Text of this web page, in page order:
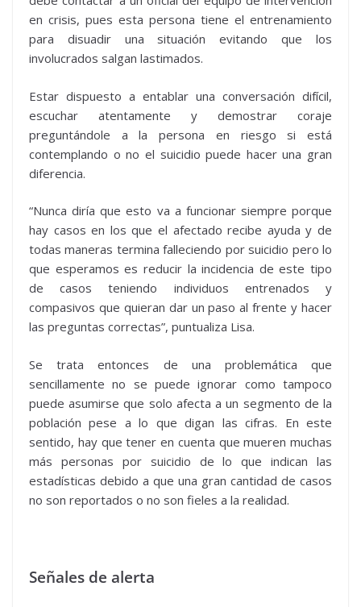
en crisis, pues esta persona tiene el entrenamiento
para disuadir una situación evitando que los
involucrados salgan lastimados.
Estar dispuesto a entablar una conversación difícil,
escuchar atentamente y demostrar coraje
preguntándole a la persona en riesgo si está
contemplando o no el suicidio puede hacer una gran
diferencia.
“Nunca diría que esto va a funcionar siempre porque
hay casos en los que el afectado recibe ayuda y de
todas maneras termina falleciendo por suicidio pero lo
que esperamos es reducir la incidencia de este tipo
de casos teniendo individuos entrenados y
compasivos que quieran dar un paso al frente y hacer
las preguntas correctas”, puntualiza Lisa.
Se trata entonces de una problemática que
sencillamente no se puede ignorar como tampoco
puede asumirse que solo afecta a un segmento de la
población pese a lo que digan las cifras. En este
sentido, hay que tener en cuenta que mueren muchas
más personas por suicidio de lo que indican las
estadísticas debido a que una gran cantidad de casos
no son reportados o no son fieles a la realidad.
Señales de alerta